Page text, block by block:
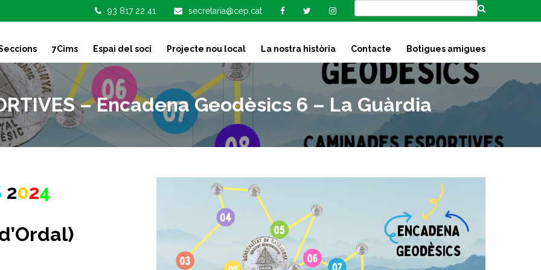
93 817 22 41 secretaria@cep.cat
7Cims Espai del soci Projecte nou local La nostra història Contacte Botigues amigues
– Encadena Geodèsics 6 – La Guàrdia
2024